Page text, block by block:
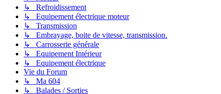
↳ Refroidissement
↳ Equipement électrique moteur
↳ Transmission
↳ Embrayage, boite de vitesse, transmission.
↳ Carrosserie générale
↳ Equipement Intérieur
↳ Equipement électrique
Vie du Forum
↳ Ma 604
↳ Balades / Sorties